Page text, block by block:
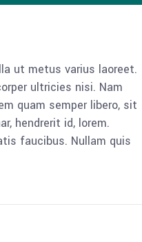
ut metus varius laoreet.
ultricies nisi. Nam
quam semper libero, sit
hendrerit id, lorem.
faucibus. Nullam quis